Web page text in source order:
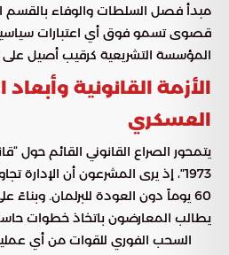
مبدأ فصل السلطات والوفاء بالقسم
قصوى تسمو فوق أي اعتبارات
المؤسسة التشريعية كرقيب أصيل على
الأزمة القانونية
العسكري
يتمحور الصراع القانوني القائم حول
1973″، إذ يرى المشرعون أن الإدارة
60 يوماً دون العودة للبرلمان. وبناءً
يطالب المعارضون باتخاذ خطوات
السحب الفوري للقوات من أي